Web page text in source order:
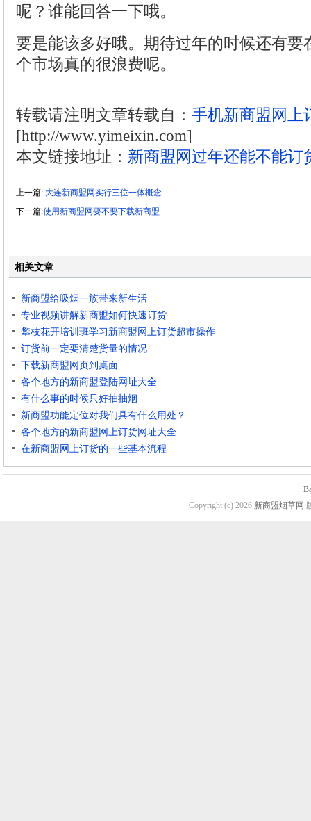
呢？谁能回答一下哦。
要是能该多好哦。期待过年的时候还有要
个市场真的很浪费呢。
转载请注明文章转载自： 手机新商盟网上
[http://www.yimeixin.com]
本文链接地址： 新商盟网过年还能不能订
上一篇: 大连新商盟网实行三位一体概念
下一篇:使用新商盟网要不要下载新商盟
相关文章
新商盟给吸烟一族带来新生活
专业视频讲解新商盟如何快速订货
攀枝花开培训班学习新商盟网上订货超市操作
订货前一定要清楚货量的情况
下载新商盟网页到桌面
各个地方的新商盟登陆网址大全
有什么事的时候只好抽抽烟
新商盟功能定位对我们具有什么用处？
各个地方的新商盟网上订货网址大全
在新商盟网上订货的一些基本流程
Copyright (c) 2026 新商盟烟草网